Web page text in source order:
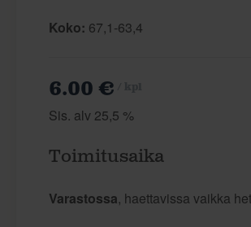
Koko: 67,1-63,4
6.00 €
Sis. alv 25,5 %
Toimitusaika
Varastossa, haettavissa vaikka